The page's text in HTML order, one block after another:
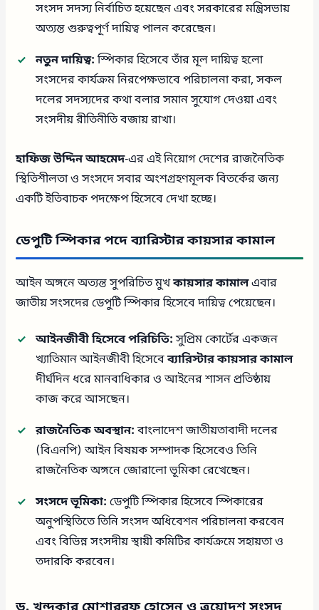
সংসদ সদস্য নির্বাচিত হয়েছেন এবং সরকারের মন্ত্রিসভায়
অত্যন্ত গুরুত্বপূর্ণ দায়িত্ব পালন করেছেন।
নতুন দায়িত্ব:স্পিকার হিসেবে তাঁর মূল দায়িত্ব হলো
সংসদের কার্যক্রম নিরপেক্ষভাবে পরিচালনা করা, সকল
দলের সদস্যদের কথা বলার সমান সুযোগ দেওয়া এবং
সংসদীয় রীতিনীতি বজায় রাখা।
হাফিজ উদ্দিন আহমেদ-এর এই নিয়োগ দেশের রাজনৈতিক
স্থিতিশীলতা ও সংসদে সবার অংশগ্রহণমূলক বিতর্কের জন্য
একটি ইতিবাচক পদক্ষেপ হিসেবে দেখা হচ্ছে।
ডেপুটি স্পিকার পদে ব্যারিস্টার কায়সার কামাল
আইন অঙ্গনে অত্যন্ত সুপরিচিত মুখকায়সার কামালএবার
জাতীয় সংসদের ডেপুটি স্পিকার হিসেবে দায়িত্ব পেয়েছেন।
আইনজীবী হিসেবে পরিচিতি:সুপ্রিম কোর্টের একজন
খ্যাতিমান আইনজীবী হিসেবেব্যারিস্টার কায়সার কামাল
দীর্ঘদিন ধরে মানবাধিকার ও আইনের শাসন প্রতিষ্ঠায়
কাজ করে আসছেন।
রাজনৈতিক অবস্থান:বাংলাদেশ জাতীয়তাবাদী দলের
(বিএনপি) আইন বিষয়ক সম্পাদক হিসেবেও তিনি
রাজনৈতিক অঙ্গনে জোরালো ভূমিকা রেখেছেন।
সংসদে ভূমিকা: ডেপুটি স্পিকার হিসেবে স্পিকারের
অনুপস্থিতিতে তিনি সংসদ অধিবেশন পরিচালনা করবেন
এবং বিভিন্ন সংসদীয় স্থায়ী কমিটির কার্যক্রমে সহায়তা ও
তদারকি করবেন।